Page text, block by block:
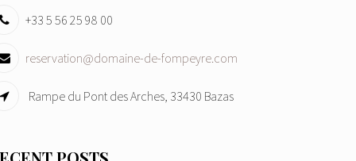
+33 5 56 25 98 00
reservation@domaine-de-fompeyre.com
Rampe du Pont des Arches, 33430 Bazas